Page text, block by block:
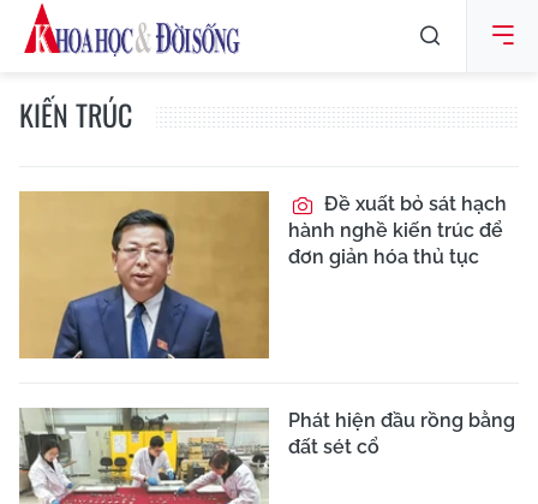
KIẾN TRÚC
Đề xuất bỏ sát hạch
hành nghề kiến trúc để
đơn giản hóa thủ tục
Phát hiện đầu rồng bằng
đất sét cổ